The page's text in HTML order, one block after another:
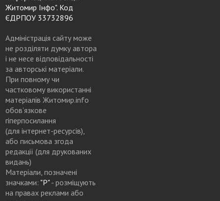
Житомир Інфо". Код
ЄДРПОУ 33732896
Адміністрація сайту може
не розділяти думку автора
і не несе відповідальності
за авторські матеріали.
При повному чи
частковому використанні
матеріалів Житомир.info
обов’язкове
гіперпосилання
(для інтернет-ресурсів),
або письмова згода
редакції (для друкованих
видань)
Матеріали, позначені
значками: "Р"- розміщують
на правах реклами або